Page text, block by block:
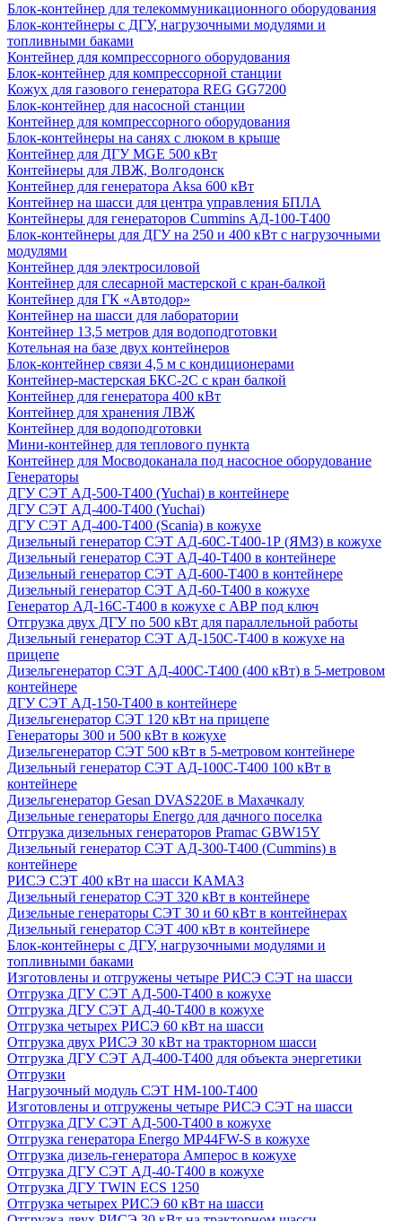
Блок-контейнер для телекоммуникационного оборудования
Блок-контейнеры с ДГУ, нагрузочными модулями и
топливными баками
Контейнер для компрессорного оборудования
Блок-контейнер для компрессорной станции
Кожух для газового генератора REG GG7200
Блок-контейнер для насосной станции
Контейнер для компрессорного оборудования
Блок-контейнеры на санях с люком в крыше
Контейнер для ДГУ MGE 500 кВт
Контейнеры для ЛВЖ, Волгодонск
Контейнер для генератора Aksa 600 кВт
Контейнер на шасси для центра управления БПЛА
Контейнеры для генераторов Cummins АД-100-Т400
Блок-контейнеры для ДГУ на 250 и 400 кВт с нагрузочными
модулями
Контейнер для электросиловой
Контейнер для слесарной мастерской с кран-балкой
Контейнер для ГК «Автодор»
Контейнер на шасси для лаборатории
Контейнер 13,5 метров для водоподготовки
Котельная на базе двух контейнеров
Блок-контейнер связи 4,5 м с кондиционерами
Контейнер-мастерская БКС-2С с кран балкой
Контейнер для генератора 400 кВт
Контейнер для хранения ЛВЖ
Контейнер для водоподготовки
Мини-контейнер для теплового пункта
Контейнер для Мосводоканала под насосное оборудование
Генераторы
ДГУ СЭТ АД-500-Т400 (Yuchai) в контейнере
ДГУ СЭТ АД-400-Т400 (Yuchai)
ДГУ СЭТ АД-400-Т400 (Scania) в кожухе
Дизельный генератор СЭТ АД-60С-Т400-1Р (ЯМЗ) в кожухе
Дизельный генератор СЭТ АД-40-Т400 в контейнере
Дизельный генератор СЭТ АД-600-Т400 в контейнере
Дизельный генератор СЭТ АД-60-Т400 в кожухе
Генератор АД-16С-Т400 в кожухе с АВР под ключ
Отгрузка двух ДГУ по 500 кВт для параллельной работы
Дизельный генератор СЭТ АД-150С-Т400 в кожухе на
прицепе
Дизельгенератор СЭТ АД-400С-Т400 (400 кВт) в 5-метровом
контейнере
ДГУ СЭТ АД-150-Т400 в контейнере
Дизельгенератор СЭТ 120 кВт на прицепе
Генераторы 300 и 500 кВт в кожухе
Дизельгенератор СЭТ 500 кВт в 5-метровом контейнере
Дизельный генератор СЭТ АД-100С-Т400 100 кВт в
контейнере
Дизельгенератор Gesan DVAS220E в Махачкалу
Дизельные генераторы Energo для дачного поселка
Отгрузка дизельных генераторов Pramac GВW15Y
Дизельный генератор СЭТ АД-300-Т400 (Cummins) в
контейнере
РИСЭ СЭТ 400 кВт на шасси КАМАЗ
Дизельный генератор СЭТ 320 кВт в контейнере
Дизельные генераторы СЭТ 30 и 60 кВт в контейнерах
Дизельный генератор СЭТ 400 кВт в контейнере
Блок-контейнеры с ДГУ, нагрузочными модулями и
топливными баками
Изготовлены и отгружены четыре РИСЭ СЭТ на шасси
Отгрузка ДГУ СЭТ АД-500-Т400 в кожухе
Отгрузка ДГУ СЭТ АД-40-Т400 в кожухе
Отгрузка четырех РИСЭ 60 кВт на шасси
Отгрузка двух РИСЭ 30 кВт на тракторном шасси
Отгрузка ДГУ СЭТ АД-400-Т400 для объекта энергетики
Отгрузки
Нагрузочный модуль СЭТ НМ-100-Т400
Изготовлены и отгружены четыре РИСЭ СЭТ на шасси
Отгрузка ДГУ СЭТ АД-500-Т400 в кожухе
Отгрузка генератора Energo MP44FW-S в кожухе
Отгрузка дизель-генератора Амперос в кожухе
Отгрузка ДГУ СЭТ АД-40-Т400 в кожухе
Отгрузка ДГУ TWIN ECS 1250
Отгрузка четырех РИСЭ 60 кВт на шасси